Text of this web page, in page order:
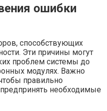
ошибки
способствующих
Эти причины могут
проблем системы до
модулях. Важно
правильно
необходимые